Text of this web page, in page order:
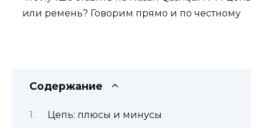
Содержание
Цепь: плюсы и минусы